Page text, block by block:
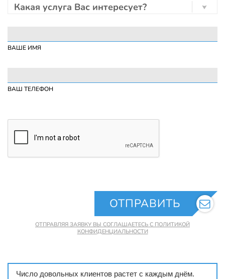
Какая услуга Вас интересует?
ВАШЕ ИМЯ
ВАШ ТЕЛЕФОН
ОТПРАВИТЬ
ОТПРАВЛЯЯ ЗАЯВКУ ВЫ СОГЛАШАЕТЕСЬ С ПОЛИТИКОЙ
КОНФИДЕНЦИАЛЬНОСТИ
Число довольных клиентов растет с каждым днём.